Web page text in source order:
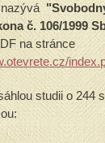
nazývá
č. 106/1999
na stránce
studii o 244